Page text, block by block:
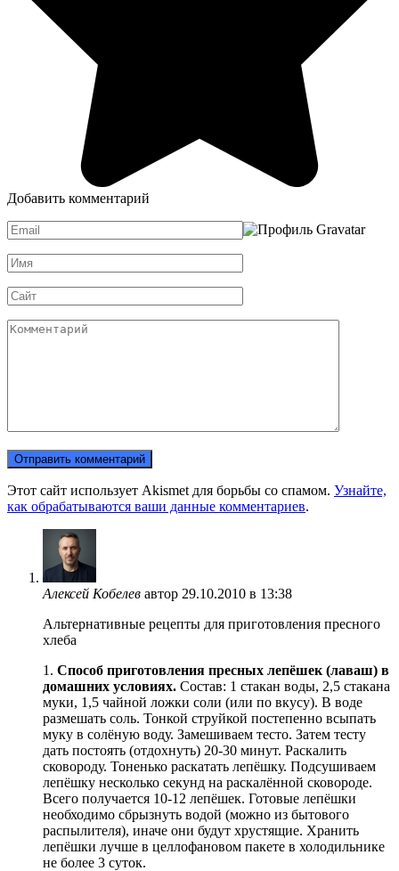
Добавить комментарий
Email
*
Имя
*
Сайт
Комментарий
Этот сайт использует Akismet для борьбы со спамом. Узнайте,
как обрабатываются ваши данные комментариев.
Алексей Кобелев автор 29.10.2010 в 13:38
Альтернативные рецепты для приготовления пресного
хлеба
1. Способ приготовления пресных лепёшек (лаваш) в
домашних условиях. Состав: 1 стакан воды, 2,5 стакана
муки, 1,5 чайной ложки соли (или по вкусу). В воде
размешать соль. Тонкой струйкой постепенно всыпать
муку в солёную воду. Замешиваем тесто. Затем тесту
дать постоять (отдохнуть) 20-30 минут. Раскалить
сковороду. Тоненько раскатать лепёшку. Подсушиваем
лепёшку несколько секунд на раскалённой сковороде.
Всего получается 10-12 лепёшек. Готовые лепёшки
необходимо сбрызнуть водой (можно из бытового
распылителя), иначе они будут хрустящие. Хранить
лепёшки лучше в целлофановом пакете в холодильнике
не более 3 суток.